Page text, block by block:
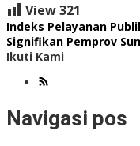
View321
Indeks Pelayanan
Signifikan Pemprov
Ikuti Kami
Navigasi pos